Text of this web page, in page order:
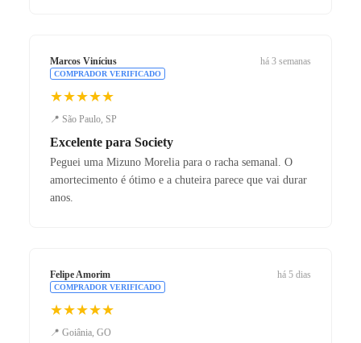
Marcos Vinícius
COMPRADOR VERIFICADO
há 3 semanas
★★★★★
📍 São Paulo, SP
Excelente para Society
Peguei uma Mizuno Morelia para o racha semanal. O
amortecimento é ótimo e a chuteira parece que vai durar
anos.
Felipe Amorim
COMPRADOR VERIFICADO
há 5 dias
★★★★★
📍 Goiânia, GO